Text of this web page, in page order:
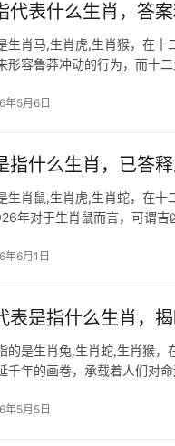
代表什么生肖，答
生肖马,生肖虎,生肖猴，在十
形容鲁莽冲动的行为，而十
年5月6日
指什么生肖，已答
生肖鼠,生肖虎,生肖蛇，在
年对于生肖鼠而言，可谓吉
年6月1日
表是指什么生肖，
的是生肖兔,生肖蛇,生肖猴
千年的画卷，承载着人们对
年5月5日